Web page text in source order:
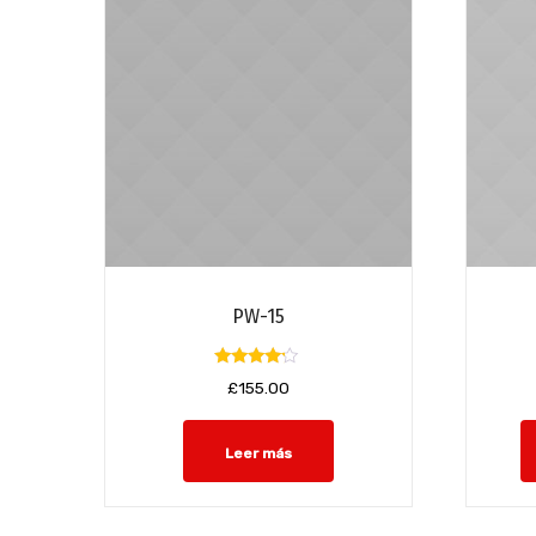
PW-15
Valorado
con
£155.00
Leer más